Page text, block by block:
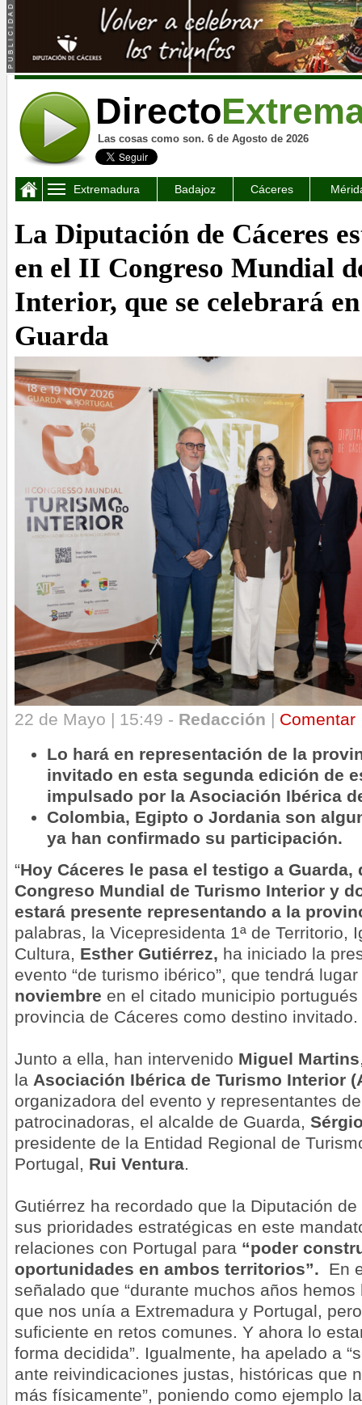
Directo
Las cosas como son. 6 de Agosto de 2026
Extremadura Badajoz Cáceres
La Diputación de Cáceres
en el II Congreso Mundial
Interior, que se celebrará
Guarda
22 de Mayo | 15:49 - Redacción | Comentar
Lo hará en representación de la
invitado en esta segunda edición de
impulsado por la Asociación Ibérica
Colombia, Egipto o Jordania son
ya han confirmado su participación.
“Hoy Cáceres le pasa el testigo a Guarda,
Congreso Mundial de Turismo Interior y
estará presente representando a la
palabras, la Vicepresidenta 1ª de Territorio,
Cultura, Esther Gutiérrez, ha iniciado la
evento “de turismo ibérico”, que tendrá
noviembre en el citado municipio
provincia de Cáceres como destino invitado.
Junto a ella, han intervenido Miguel Martins
la Asociación Ibérica de Turismo Interior
organizadora del evento y representantes
patrocinadoras, el alcalde de Guarda,
presidente de la Entidad Regional de
Portugal, Rui Ventura
Gutiérrez ha recordado que la Diputación
sus prioridades estratégicas en este
relaciones con Portugal para “poder
oportunidades en ambos territorios”. En
señalado que “durante muchos años
que nos unía a Extremadura y Portugal,
suficiente en retos comunes. Y ahora lo
forma decidida”. Igualmente, ha apelado a
ante reivindicaciones justas, históricas que
más físicamente”, poniendo como ejemplo